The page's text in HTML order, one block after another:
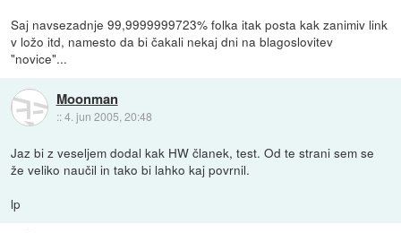
Saj navsezadnje 99,9999999723% folka itak posta kak zanimiv link
v ložo itd, namesto da bi čakali nekaj dni na blagoslovitev
"novice"...
Moonman
::4. jun 2005, 20:48
Jaz bi z veseljem dodal kak HW članek, test. Od te strani sem se
že veliko naučil in tako bi lahko kaj povrnil.
lp